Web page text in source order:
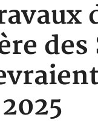
des
2025